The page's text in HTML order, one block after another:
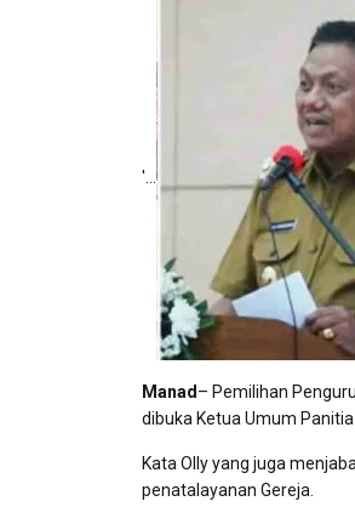
′…
Manad – Pemilihan
dibuka Ketua Umum
Kata Olly yang juga
penatalayanan Gereja.